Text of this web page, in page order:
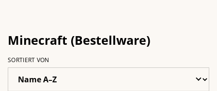
Minecraft (Bestellware)
SORTIERT VON